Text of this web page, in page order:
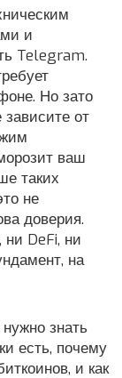
и
Telegram.
Но зато
от
ваш
таких
не
доверия.
DeFi, ни
на
знать
есть, почему
и как